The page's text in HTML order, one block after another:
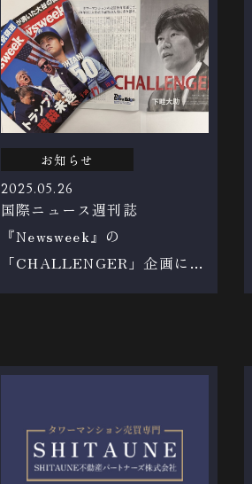
お知らせ
2025.05.26
国際ニュース週刊誌
『Newsweek』の
「CHALLENGER」企画にて
掲載されました！